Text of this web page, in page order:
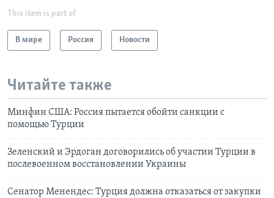
This item is part of
В мире Россия Новости
Читайте также
Минфин США: Россия пытается обойти санкции с
помощью Турции
Зеленский и Эрдоган договорились об участии Турции в
послевоенном восстановлении Украины
Сенатор Менендес: Турция должна отказаться от закупки